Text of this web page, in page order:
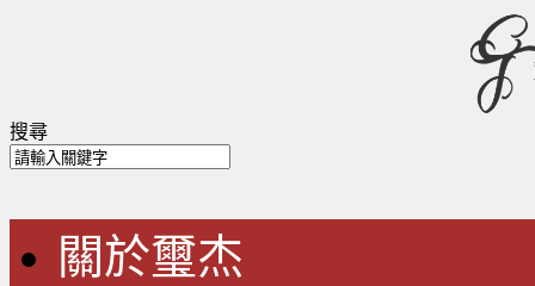
搜尋
關於璽杰